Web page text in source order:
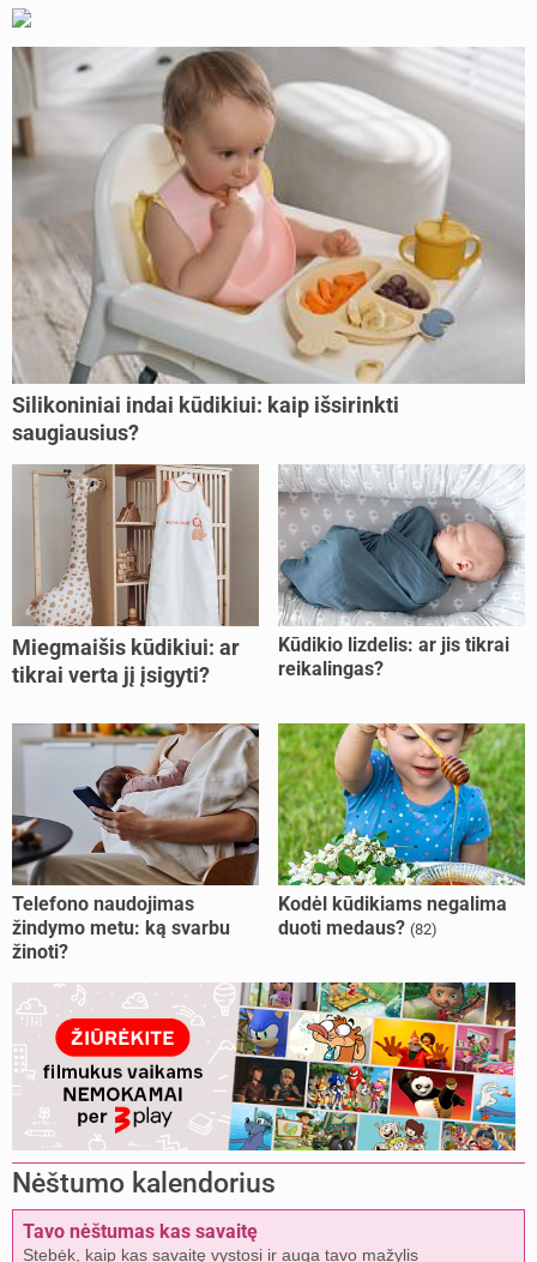
Silikoniniai indai kūdikiui: kaip išsirinkti
saugiausius?
Miegmaišis kūdikiui: ar
tikrai verta jį įsigyti?
Kūdikio lizdelis: ar jis tikrai
reikalingas?
Telefono naudojimas
žindymo metu: ką svarbu
žinoti?
Kodėl kūdikiams negalima
duoti medaus? (82)
Nėštumo kalendorius
Tavo nėštumas kas savaitę
Stebėk, kaip kas savaitę vystosi ir auga tavo mažylis